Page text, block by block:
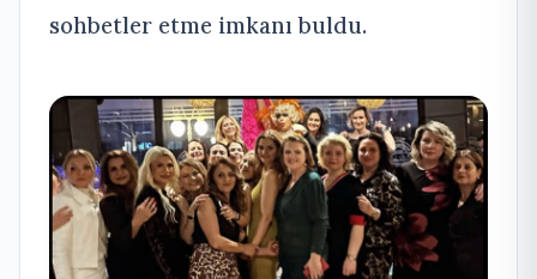
sohbetler etme imkanı buldu.